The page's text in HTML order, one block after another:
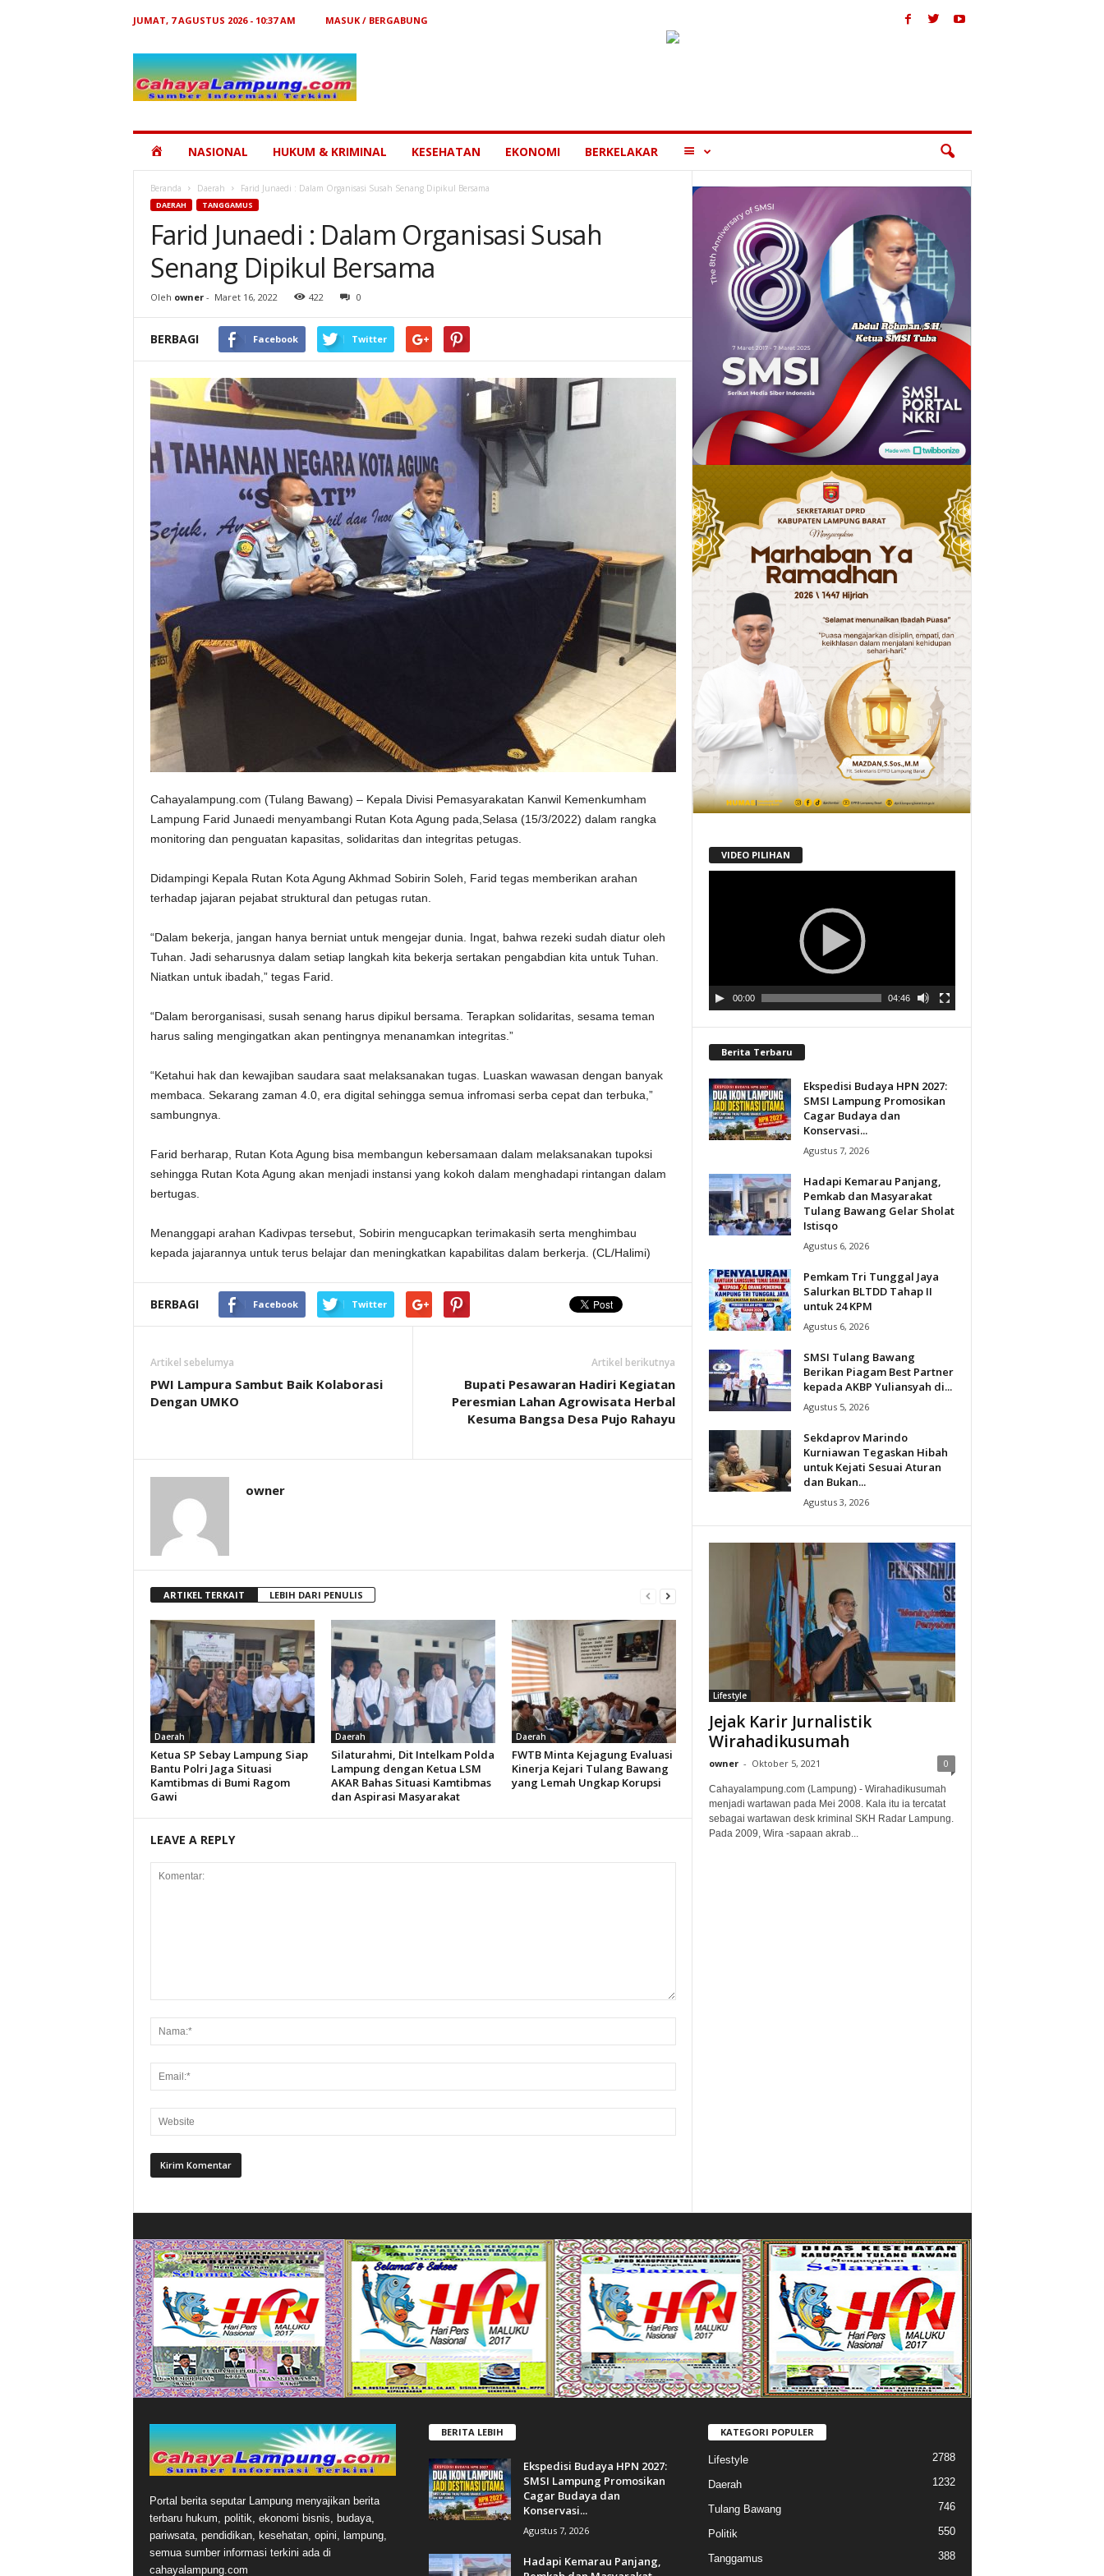
JUMAT, 7 AGUSTUS 2026 - 10:37 AM
MASUK / BERGABUNG
Lampung
HOMENASIONAL HUKUM & KRIMINAL KESEHATAN EKONOMI BERKELAKAR MORE
Beranda Daerah Farid Junaedi : Dalam Organisasi Susah Senang Dipikul Bersama
DAERAH TANGGAMUS
Farid Junaedi : Dalam Organisasi Susah
Senang Dipikul Bersama
Oleh owner- Maret 16, 2022 422 0
BERBAGI Facebook Twitter
Cahayalampung.com (Tulang Bawang) – Kepala Divisi Pemasyarakatan Kanwil Kemenkumham
Lampung Farid Junaedi menyambangi Rutan Kota Agung pada,Selasa (15/3/2022) dalam rangka
monitoring dan penguatan kapasitas, solidaritas dan integritas petugas.
Didampingi Kepala Rutan Kota Agung Akhmad Sobirin Soleh, Farid tegas memberikan arahan
terhadap jajaran pejabat struktural dan petugas rutan.
“Dalam bekerja, jangan hanya berniat untuk mengejar dunia. Ingat, bahwa rezeki sudah diatur oleh
Tuhan. Jadi seharusnya dalam setiap langkah kita bekerja sertakan pengabdian kita untuk Tuhan.
Niatkan untuk ibadah,” tegas Farid.
“Dalam berorganisasi, susah senang harus dipikul bersama. Terapkan solidaritas, sesama teman
harus saling mengingatkan akan pentingnya menanamkan integritas.”
“Ketahui hak dan kewajiban saudara saat melaksanakan tugas. Luaskan wawasan dengan banyak
membaca. Sekarang zaman 4.0, era digital sehingga semua infromasi serba cepat dan terbuka,”
sambungnya.
Farid berharap, Rutan Kota Agung bisa membangun kebersamaan dalam melaksanakan tupoksi
sehingga Rutan Kota Agung akan menjadi instansi yang kokoh dalam menghadapi rintangan dalam
bertugas.
Menanggapi arahan Kadivpas tersebut, Sobirin mengucapkan terimakasih serta menghimbau
kepada jajarannya untuk terus belajar dan meningkatkan kapabilitas dalam berkerja. (CL/Halimi)
BERBAGI Facebook Twitter
Artikel sebelumya
PWI Lampura Sambut Baik Kolaborasi
Dengan UMKO
Artikel berikutnya
Bupati Pesawaran Hadiri Kegiatan
Peresmian Lahan Agrowisata Herbal
Kesuma Bangsa Desa Pujo Rahayu
owner
ARTIKEL TERKAIT LEBIH DARI PENULIS
Daerah
Ketua SP Sebay Lampung Siap
Bantu Polri Jaga Situasi
Kamtibmas di Bumi Ragom
Gawi
Daerah
Silaturahmi, Dit Intelkam Polda
Lampung dengan Ketua LSM
AKAR Bahas Situasi Kamtibmas
dan Aspirasi Masyarakat
Daerah
FWTB Minta Kejagung Evaluasi
Kinerja Kejari Tulang Bawang
yang Lemah Ungkap Korupsi
LEAVE A REPLY
VIDEO PILIHAN
00:00 04:46
Berita Terbaru
Ekspedisi Budaya HPN 2027:
SMSI Lampung Promosikan
Cagar Budaya dan
Konservasi...
Agustus 7, 2026
Hadapi Kemarau Panjang,
Pemkab dan Masyarakat
Tulang Bawang Gelar Sholat
Istisqo
Agustus 6, 2026
Pemkam Tri Tunggal Jaya
Salurkan BLTDD Tahap II
untuk 24 KPM
Agustus 6, 2026
SMSI Tulang Bawang
Berikan Piagam Best Partner
kepada AKBP Yuliansyah di...
Agustus 5, 2026
Sekdaprov Marindo
Kurniawan Tegaskan Hibah
untuk Kejati Sesuai Aturan
dan Bukan...
Agustus 3, 2026
Lifestyle
Jejak Karir Jurnalistik
Wirahadikusumah
owner - Oktober 5, 2021 0
Cahayalampung.com (Lampung) - Wirahadikusumah
menjadi wartawan pada Mei 2008. Kala itu ia tercatat
sebagai wartawan desk kriminal SKH Radar Lampung.
Pada 2009, Wira -sapaan akrab...
Portal berita seputar Lampung menyajikan berita
terbaru hukum, politik, ekonomi bisnis, budaya,
pariwsata, pendidikan, kesehatan, opini, lampung,
semua sumber informasi terkini ada di
cahayalampung.com
BERITA LEBIH
Ekspedisi Budaya HPN 2027:
SMSI Lampung Promosikan
Cagar Budaya dan
Konservasi...
Agustus 7, 2026
Hadapi Kemarau Panjang,
KATEGORI POPULER
Lifestyle 2788
Daerah 1232
Tulang Bawang 746
Politik 550
Tanggamus
388